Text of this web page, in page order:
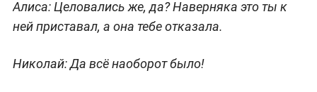
Алиса:Целовались же, да? Наверняка это ты к
ней приставал, а она тебе отказала.
Николай:Да всё наоборот было!